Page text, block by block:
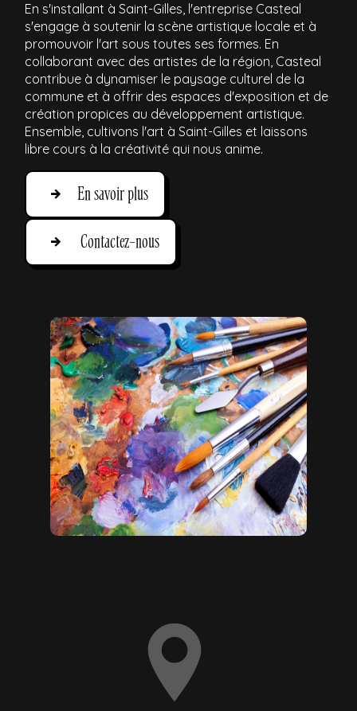
En s'installant à Saint-Gilles, l'entreprise Casteal
s'engage à soutenir la scène artistique locale et à
promouvoir l'art sous toutes ses formes. En
collaborant avec des artistes de la région, Casteal
contribue à dynamiser le paysage culturel de la
commune et à offrir des espaces d'exposition et de
création propices au développement artistique.
Ensemble, cultivons l'art à Saint-Gilles et laissons
libre cours à la créativité qui nous anime.
En savoir plus
Contactez-nous